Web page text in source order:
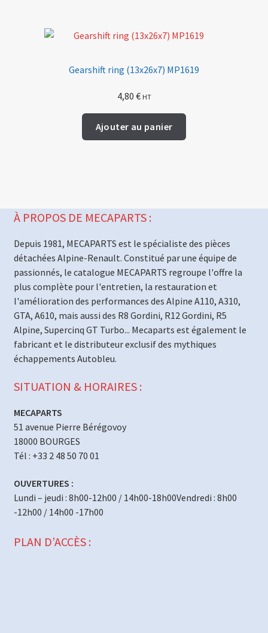
Gearshift ring (13x26x7) MP1619
4,80 € HT
Ajouter au panier
À PROPOS DE MECAPARTS :
Depuis 1981, MECAPARTS est le spécialiste des pièces
détachées Alpine-Renault. Constitué par une équipe de
passionnés, le catalogue MECAPARTS regroupe l'offre la
plus complète pour l'entretien, la restauration et
l'amélioration des performances des Alpine A110, A310,
GTA, A610, mais aussi des R8 Gordini, R12 Gordini, R5
Alpine, Supercinq GT Turbo... Mecaparts est également le
fabricant et le distributeur exclusif des mythiques
échappements Autobleu.
SITUATION & HORAIRES :
MECAPARTS
51 avenue Pierre Bérégovoy
18000 BOURGES
Tél : +33 2 48 50 70 01
OUVERTURES :
Lundi – jeudi : 8h00-12h00 / 14h00-18h00Vendredi : 8h00
-12h00 / 14h00 -17h00
PLAN D’ACCÈS :